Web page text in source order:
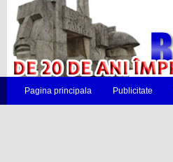
Pagina principala Publicitate